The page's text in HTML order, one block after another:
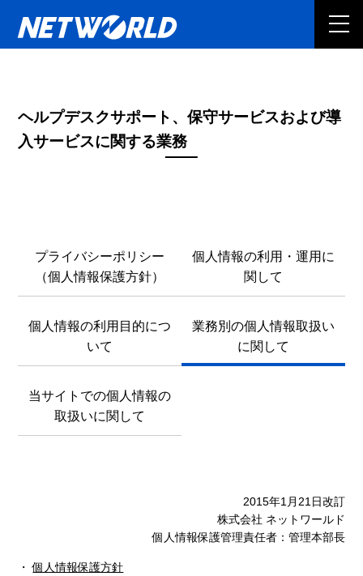
ヘルプデスクサポート、保守サービスおよび導
入サービスに関する業務
プライバシーポリシー
（個人情報保護方針）
個人情報の利用・運用に
関して
個人情報の利用目的につ
いて
業務別の個人情報取扱い
に関して
当サイトでの個人情報の
取扱いに関して
2015年1月21日改訂
株式会社 ネットワールド
個人情報保護管理責任者：管理本部長
・ 個人情報保護方針